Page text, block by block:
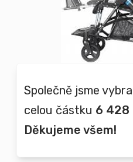
Společně jsme
celou částku 6 428
Děkujeme všem!